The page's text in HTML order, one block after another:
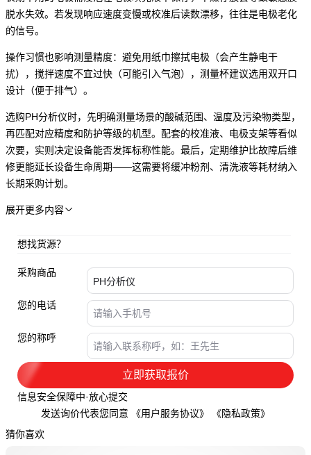
脱水失效。若发现响应速度变慢或校准后读数漂移，往往是电极老化
的信号。
操作习惯也影响测量精度：避免用纸巾擦拭电极（会产生静电干
扰），搅拌速度不宜过快（可能引入气泡），测量杯建议选用双开口
设计（便于排气）。
选购PH分析仪时，先明确测量场景的酸碱范围、温度及污染物类型，
再匹配对应精度和防护等级的机型。配套的校准液、电极支架等看似
次要，实则决定设备能否发挥标称性能。最后，定期维护比故障后维
修更能延长设备生命周期——这需要将缓冲粉剂、清洗液等耗材纳入
长期采购计划。
展开更多内容
想找货源？
采购商品
您的电话
您的称呼
立即获取报价
信息安全保障中·放心提交
发送询价代表您同意 《用户服务协议》
《隐私政策》
猜你喜欢